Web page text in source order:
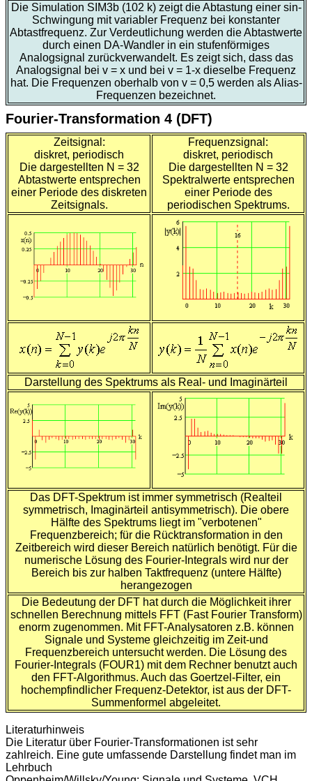
Die Simulation SIM3b (102 k) zeigt die Abtastung einer sin-
Schwingung mit variabler Frequenz bei konstanter
Abtastfrequenz. Zur Verdeutlichung werden die Abtastwerte
durch einen DA-Wandler in ein stufenförmiges
Analogsignal zurückverwandelt. Es zeigt sich, dass das
Analogsignal bei v = x und bei v = 1-x dieselbe Frequenz
hat. Die Frequenzen oberhalb von v = 0,5 werden als Alias-
Frequenzen bezeichnet.
Fourier-Transformation 4 (DFT)
Zeitsignal:
diskret, periodisch
Die dargestellten N = 32
Abtastwerte entsprechen
einer Periode des diskreten
Zeitsignals.
Frequenzsignal:
diskret, periodisch
Die dargestellten N = 32
Spektralwerte entsprechen
einer Periode des
periodischen Spektrums.
Darstellung des Spektrums als Real- und Imaginärteil
Das DFT-Spektrum ist immer symmetrisch (Realteil
symmetrisch, Imaginärteil antisymmetrisch). Die obere
Hälfte des Spektrums liegt im "verbotenen"
Frequenzbereich; für die Rücktransformation in den
Zeitbereich wird dieser Bereich natürlich benötigt. Für die
numerische Lösung des Fourier-Integrals wird nur der
Bereich bis zur halben Taktfrequenz (untere Hälfte)
herangezogen
Die Bedeutung der DFT hat durch die Möglichkeit ihrer
schnellen Berechnung mittels FFT (Fast Fourier Transform)
enorm zugenommen. Mit FFT-Analysatoren z.B. können
Signale und Systeme gleichzeitig im Zeit-und
Frequenzbereich untersucht werden. Die Lösung des
Fourier-Integrals (FOUR1) mit dem Rechner benutzt auch
den FFT-Algorithmus. Auch das Goertzel-Filter, ein
hochempfindlicher Frequenz-Detektor, ist aus der DFT-
Summenformel abgeleitet.
Literaturhinweis
Die Literatur über Fourier-Transformationen ist sehr
zahlreich. Eine gute umfassende Darstellung findet man im
Lehrbuch